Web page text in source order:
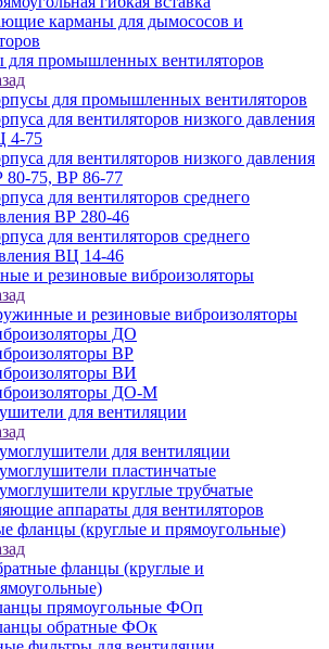
карманы для дымососов и
для промышленных вентиляторов
для промышленных вентиляторов
для вентиляторов низкого давления
4-75
для вентиляторов низкого давления
80-75, ВР 86-77
для вентиляторов среднего
ВР 280-46
для вентиляторов среднего
ВЦ 14-46
и резиновые виброизоляторы
и резиновые виброизоляторы
ДО
ВР
ВИ
ДО-М
для вентиляции
для вентиляции
пластинчатые
круглые трубчатые
аппараты для вентиляторов
фланцы (круглые и прямоугольные)
фланцы (круглые и
прямоугольные ФОп
обратные ФОк